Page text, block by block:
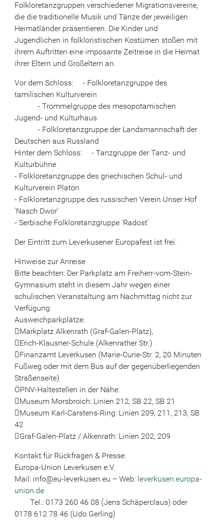
Folkloretanzgruppen verschiedener Migrationsvereine,
die die traditionelle Musik und Tänze der jeweiligen
Heimatländer präsentieren. Die Kinder und
Jugendlichen in folkloristischen Kostümen stoßen mit
ihrem Auftritten eine imposante Zeitreise in die Heimat
ihrer Eltern und Großeltern an.
Vor dem Schloss: - Folkloretanzgruppe des
tamilischen Kulturverein
- Trommelgruppe des mesopotamischen
Jugend- und Kulturhaus
- Folkloretanzgruppe der Landsmannschaft der
Deutschen aus Russland
Hinter dem Schloss: - Tanzgruppe der Tanz- und
Kulturbühne
- Folkloretanzgruppe des griechischen Schul- und
Kulturverein Platon
- Folkloretanzgruppe des russischen Verein Unser Hof
'Nasch Dwor'
- Serbische Folkloretanzgruppe 'Radost'
Der Eintritt zum Leverkusener Europafest ist frei.
Hinweise zur Anreise
Bitte beachten: Der Parkplatz am Freiherr-vom-Stein-
Gymnasium steht in diesem Jahr wegen einer
schulischen Veranstaltung am Nachmittag nicht zur
Verfügung.
Ausweichparkplätze:
Markplatz Alkenrath (Graf-Galen-Platz),
Erich-Klausner-Schule (Alkenrather Str.)
Finanzamt Leverkusen (Marie-Curie-Str. 2, 20 Minuten
Fußweg oder mit dem Bus auf der gegenüberliegenden
Straßenseite)
ÖPNV-Haltestellen in der Nähe:
Museum Morsbroich: Linien 212, SB 22, SB 21
Museum Karl-Carstens-Ring: Linien 209, 211, 213, SB
42
Graf-Galen-Platz / Alkenrath: Linien 202, 209
Kontakt für Rückfragen & Presse:
Europa-Union Leverkusen e.V.
Mail: info@eu-leverkusen.eu – Web: leverkusen.europa-
union.de
Tel.: 0173 260 46 08 (Jens Schäperclaus) oder
0178 612 78 46 (Udo Gerling)